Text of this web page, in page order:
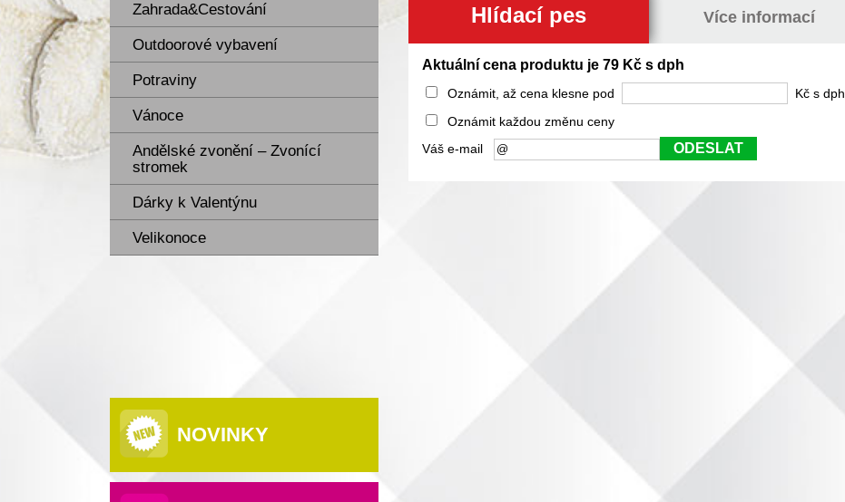
Zahrada&Cestování
Outdoorové vybavení
Potraviny
Vánoce
Andělské zvonění – Zvonící
stromek
Dárky k Valentýnu
Velikonoce
NOVINKY
Hlídací pes Více informací
Aktuální cena produktu je 79 Kč s dph
Oznámit, až cena klesne pod
Kč s dph
Oznámit každou změnu ceny
Váš e-mail
ODESLAT